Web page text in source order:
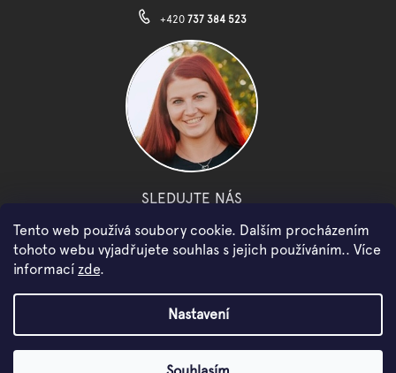
Tento web používá soubory cookie. Dalším procházením
tohoto webu vyjadřujete souhlas s jejich používáním.. Více
informací zde.
Nastavení
+420 737 384 523
SLEDUJTE NÁS
facebook instagram youtube
Vytvořil Shoptet